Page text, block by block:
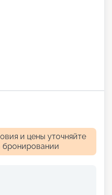
и цены уточняйте
бронировании